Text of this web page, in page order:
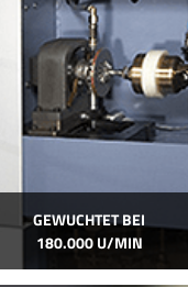
GEWUCHTET BEI
180.000 U/MIN